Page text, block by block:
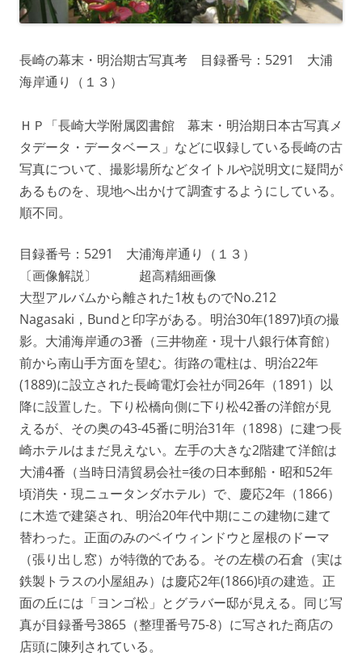
長崎の幕末・明治期古写真考 目録番号：5291 大浦
海岸通り（１３）
ＨＰ「長崎大学附属図書館 幕末・明治期日本古写真メ
タデータ・データベース」などに収録している長崎の古
写真について、撮影場所などタイトルや説明文に疑問が
あるものを、現地へ出かけて調査するようにしている。
順不同。
目録番号：5291 大浦海岸通り（１３）
〔画像解説〕 超高精細画像
大型アルバムから離された1枚ものでNo.212
Nagasaki，Bundと印字がある。明治30年(1897)頃の撮
影。大浦海岸通の3番（三井物産・現十八銀行体育館）
前から南山手方面を望む。街路の電柱は、明治22年
(1889)に設立された長崎電灯会社が同26年（1891）以
降に設置した。下り松橋向側に下り松42番の洋館が見
えるが、その奥の43-45番に明治31年（1898）に建つ長
崎ホテルはまだ見えない。左手の大きな2階建て洋館は
大浦4番（当時日清貿易会社=後の日本郵船・昭和52年
頃消失・現ニュータンダホテル）で、慶応2年（1866）
に木造で建築され、明治20年代中期にこの建物に建て
替わった。正面のみのベイウィンドウと屋根のドーマ
（張り出し窓）が特徴的である。その左横の石倉（実は
鉄製トラスの小屋組み）は慶応2年(1866)頃の建造。正
面の丘には「ヨンゴ松」とグラバー邸が見える。同じ写
真が目録番号3865（整理番号75-8）に写された商店の
店頭に陳列されている。